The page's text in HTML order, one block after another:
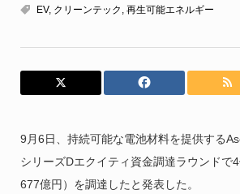
EV, クリーンテック , 再生可能エネルギー
9月6日、持続可能な電池材料を提供する
シリーズDエクイティ資金調達ラウンドで
677億円）を調達したと発表した。